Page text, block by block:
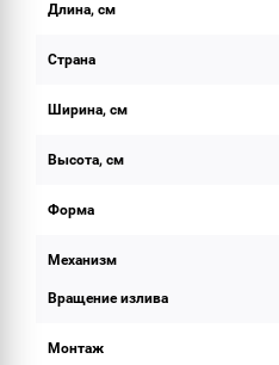
Длина, см
Страна
Ширина, см
Высота, см
Форма
Механизм
Вращение излива
Монтаж